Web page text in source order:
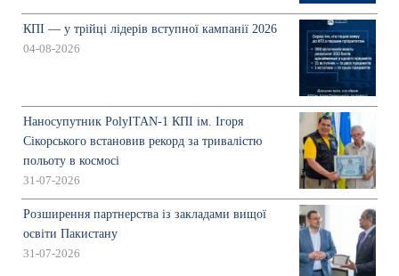
КПІ — у трійці лідерів вступної кампанії 2026
04-08-2026
Наносупутник PolyITAN-1 КПІ ім. Ігоря
Сікорського встановив рекорд за тривалістю
польоту в космосі
31-07-2026
Розширення партнерства із закладами вищої
освіти Пакистану
31-07-2026